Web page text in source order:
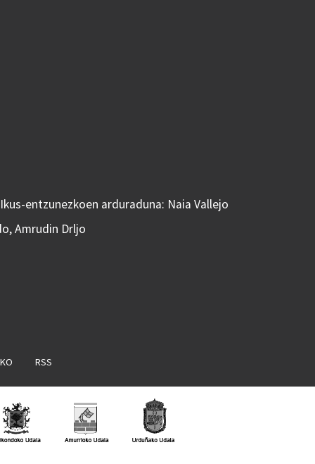
entzunezkoen arduraduna: Naia Vallejo
Amrudin Drljo
RSS